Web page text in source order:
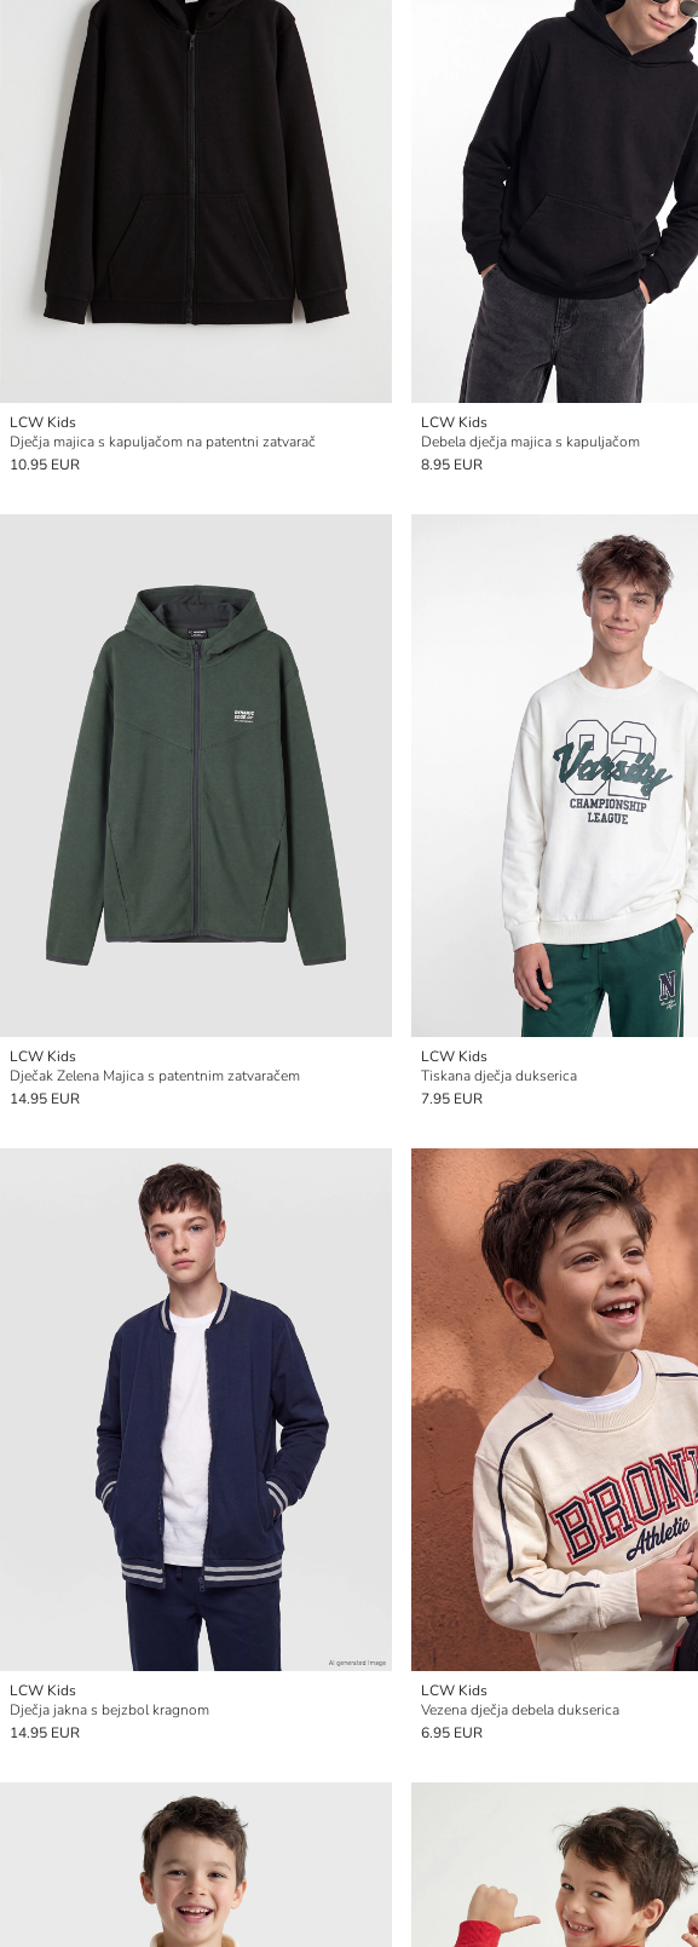
LCW Kids
Dječja majica s kapuljačom na patentni zatvarač
10.95 EUR
LCW Kids
Debela dječja majica s kapuljačom
8.95 EUR
LCW Kids
Dječak Zelena Majica s patentnim zatvaračem
14.95 EUR
LCW Kids
Tiskana dječja dukserica
7.95 EUR
LCW Kids
Dječja jakna s bejzbol kragnom
14.95 EUR
LCW Kids
Vezena dječja debela dukserica
6.95 EUR